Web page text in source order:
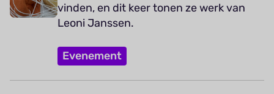
vinden, en dit keer tonen ze werk van
Leoni Janssen.
Evenement